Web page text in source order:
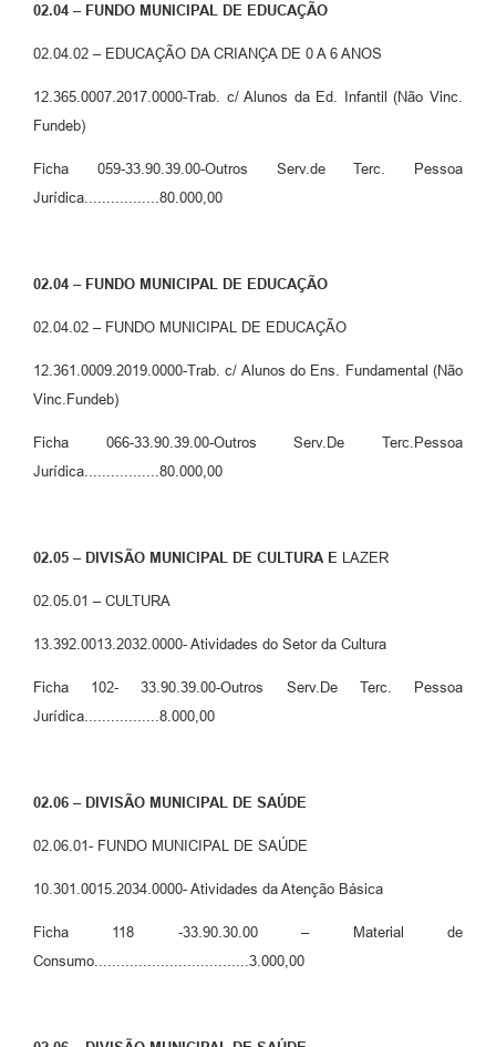
02.04 – FUNDO MUNICIPAL DE EDUCAÇÃO
02.04.02 – EDUCAÇÃO DA CRIANÇA DE 0 A 6 ANOS
12.365.0007.2017.0000-Trab. c/ Alunos da Ed. Infantil (Não Vinc.
Fundeb)
Ficha 059-33.90.39.00-Outros Serv.de Terc. Pessoa
Jurídica.................80.000,00
02.04 – FUNDO MUNICIPAL DE EDUCAÇÃO
02.04.02 – FUNDO MUNICIPAL DE EDUCAÇÃO
12.361.0009.2019.0000-Trab. c/ Alunos do Ens. Fundamental (Não
Vinc.Fundeb)
Ficha 066-33.90.39.00-Outros Serv.De Terc.Pessoa
Jurídica.................80.000,00
02.05 – DIVISÃO MUNICIPAL DE CULTURA E LAZER
02.05.01 – CULTURA
13.392.0013.2032.0000- Atividades do Setor da Cultura
Ficha 102- 33.90.39.00-Outros Serv.De Terc. Pessoa
Jurídica.................8.000,00
02.06 – DIVISÃO MUNICIPAL DE SAÚDE
02.06.01- FUNDO MUNICIPAL DE SAÚDE
10.301.0015.2034.0000- Atividades da Atenção Básica
Ficha 118 -33.90.30.00 – Material de
Consumo...................................3.000,00